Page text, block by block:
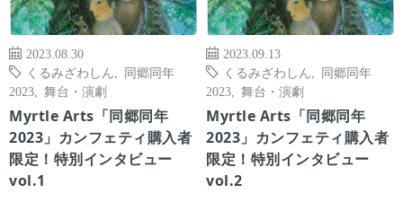
2023.08.30
くるみざわしん
同郷同年
2023
舞台・演劇
Myrtle Arts「同郷同年
2023」カンフェティ購入者
限定！特別インタビュー
vol.1
2023.09.13
くるみざわしん
同郷同年
2023
舞台・演劇
Myrtle Arts「同郷同年
2023」カンフェティ購入者
限定！特別インタビュー
vol.2